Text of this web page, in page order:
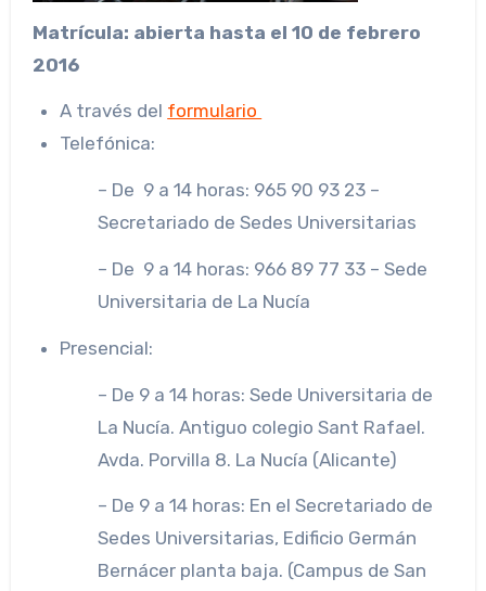
Matrícula: abierta hasta el 10 de febrero
2016
A través del formulario
Telefónica:
– De 9 a 14 horas: 965 90 93 23 –
Secretariado de Sedes Universitarias
– De 9 a 14 horas: 966 89 77 33 – Sede
Universitaria de La Nucía
Presencial:
– De 9 a 14 horas: Sede Universitaria de
La Nucía. Antiguo colegio Sant Rafael.
Avda. Porvilla 8. La Nucía (Alicante)
– De 9 a 14 horas: En el Secretariado de
Sedes Universitarias, Edificio Germán
Bernácer planta baja. (Campus de San